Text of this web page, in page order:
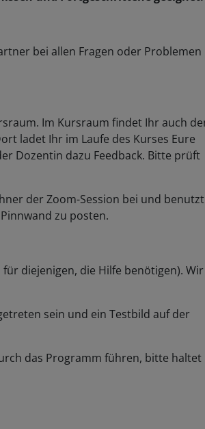
bei allen Fragen oder Problemen
Im Kursraum findet Ihr auch
ladet Ihr im Laufe des Kurses Eure
Dozentin dazu Feedback. Bitte prüft
der Zoom-Session bei und benutzt
zu posten.
diejenigen, die Hilfe benötigen). Wir
sein und ein Testbild auf der
das Programm führen, bitte haltet